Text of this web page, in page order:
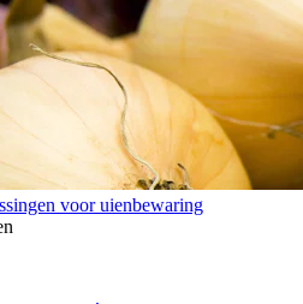
voor uienbewaring